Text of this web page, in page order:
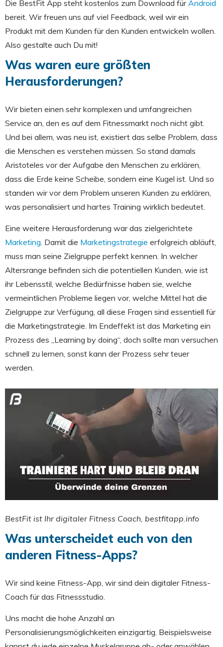
Die BestFit App steht kostenlos zum Download für Android
bereit. Wir freuen uns auf viel Feedback, weil wir ein
Produkt mit dem Kunden für den Kunden entwickeln wollen.
Also gestalte auch Du mit!
Was waren eure größten
Herausforderungen?
Wir bieten einen sehr komplexen und umfangreichen
Service an, den es auf dem Fitnessmarkt noch nicht gibt.
Und bei allem, was neu ist, existiert das selbe Problem, dass
die Menschen es verstehen müssen. So stand damals
Aristoteles vor der Aufgabe den Menschen zu erklären,
dass die Erde keine Scheibe, sondern eine Kugel ist. Und so
standen wir vor dem Problem unseren Kunden zu erklären,
was personalisiert und hartes Training wirklich bedeutet.
Eine weitere Herausforderung war das zielgerichtete
Marketing . Damit die Marketingstrategie erfolgreich abläuft,
muss man seine Zielgruppe perfekt kennen. In welcher
Altersrange befinden sich die potentiellen Kunden, wie ist
ihr Lebensstil, welche Bedürfnisse haben sie, welche
vermeintlichen Probleme liegen vor, welche Mittel hat die
Zielgruppe zur Verfügung, all diese Fragen sind essentiell für
die Marketingstrategie. Im Endeffekt ist das Marketing ein
Prozess des „Learning by doing“, doch sollte man versuchen
schnell zu lernen, sonst kann der Prozess sehr teuer
werden.
BestFit ist Ihr digitaler Fitness Coach bestfitapp.info
Was unterscheidet euch von den
anderen Fitness-Apps?
Wir sind keine Fitness-App, wir sind dein digitaler Fitness-
Coach für das Fitnessstudio.
Uns macht die hohe Anzahl an
Personalisierungsmöglichkeiten einzigartig. Beispielsweise